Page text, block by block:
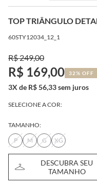
TOP TRIÂNGULO
60STY12034_12_1
R$ 249,00
R$ 169,00 32% OFF
3X de R$ 56,33 sem juros
SELECIONE A COR:
TAMANHO:
P
M G XG
DESCUBRA SEU
TAMANHO